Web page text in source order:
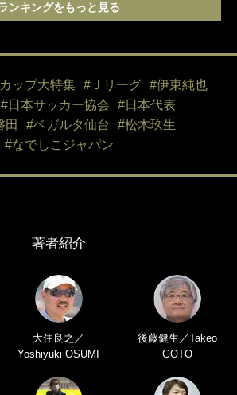
ンキングをもっと見る
ップ大特集 #Ｊリーグ
#伊東純也
#日本サッカー協会
#日本代表
田
#ベガルタ仙台
#松木玖生
#なでしこジャパン
著者紹介
大住良之／
Yoshiyuki OSUMI
後藤健生／Takeo
GOTO